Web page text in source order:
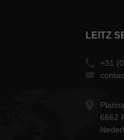
LEITZ
+31
6662